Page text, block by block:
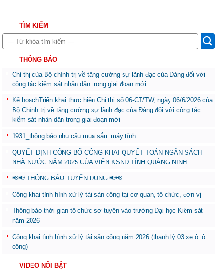
TÌM KIẾM
THÔNG BÁO
Chỉ thị của Bộ chính trị về tăng cường sự lãnh đạo của Đảng đối với
công tác kiểm sát nhân dân trong giai đoạn mới
Kế hoạchTriển khai thực hiện Chỉ thị số 06-CT/TW, ngày 06/6/2026 của
Bộ Chính trị về tăng cường sự lãnh đạo của Đảng đối với công tác
kiểm sát nhân dân trong giai đoạn mới
1931_thông báo nhu cầu mua sắm máy tính
QUYẾT ĐỊNH CÔNG BỐ CÔNG KHAI QUYẾT TOÁN NGÂN SÁCH
NHÀ NƯỚC NĂM 2025 CỦA VIỆN KSND TỈNH QUẢNG NINH
📢📢 THÔNG BÁO TUYỂN DỤNG 📢📢
Công khai tình hình xử lý tài sản công tại cơ quan, tổ chức, đơn vị
Thông báo thời gian tổ chức sơ tuyển vào trường Đại học Kiểm sát
năm 2026
Công khai tình hình xử lý tài sản công năm 2026 (thanh lý 03 xe ô tô
công)
VIDEO NỔI BẬT